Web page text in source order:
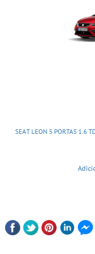
SEAT LEON 5 PORTAS 1.6